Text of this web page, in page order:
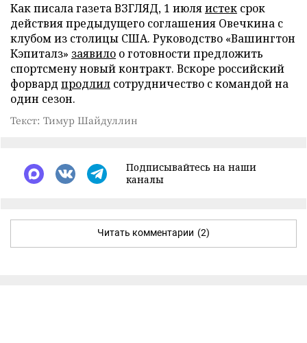
Как писала газета ВЗГЛЯД, 1 июляистек срок
действия предыдущего соглашения Овечкина с
клубом из столицы США. Руководство «Вашингтон
Кэпиталз» заявило о готовности предложить
спортсмену новый контракт. Вскоре российский
форвард продлил сотрудничество с командой на
один сезон.
Текст: Тимур Шайдуллин
Подписывайтесь на наши
каналы
Читать комментарии (2)